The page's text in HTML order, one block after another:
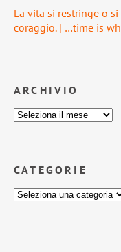
La vita si restringe o
coraggio. | …time is
ARCHIVIO
CATEGORIE